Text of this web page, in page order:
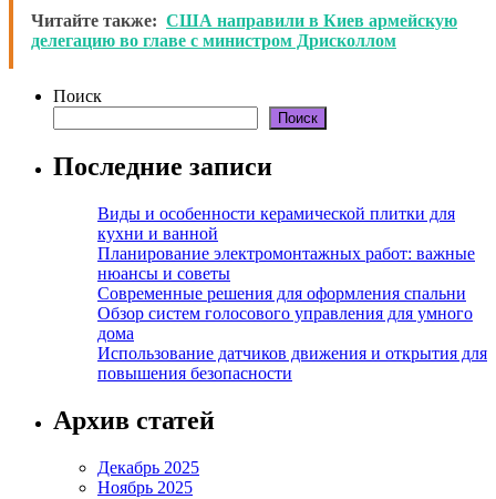
Читайте также: США направили в Киев армейскую
делегацию во главе с министром Дрисколлом
Поиск
Поиск
Последние записи
Виды и особенности керамической плитки для
кухни и ванной
Планирование электромонтажных работ: важные
нюансы и советы
Современные решения для оформления спальни
Обзор систем голосового управления для умного
дома
Использование датчиков движения и открытия для
повышения безопасности
Архив статей
Декабрь 2025
Ноябрь 2025